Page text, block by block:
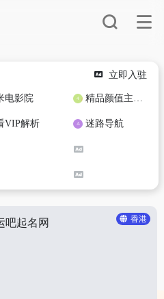
立即入驻
电影院 精品颜值主播定制
VIP解析 迷路导航
香港